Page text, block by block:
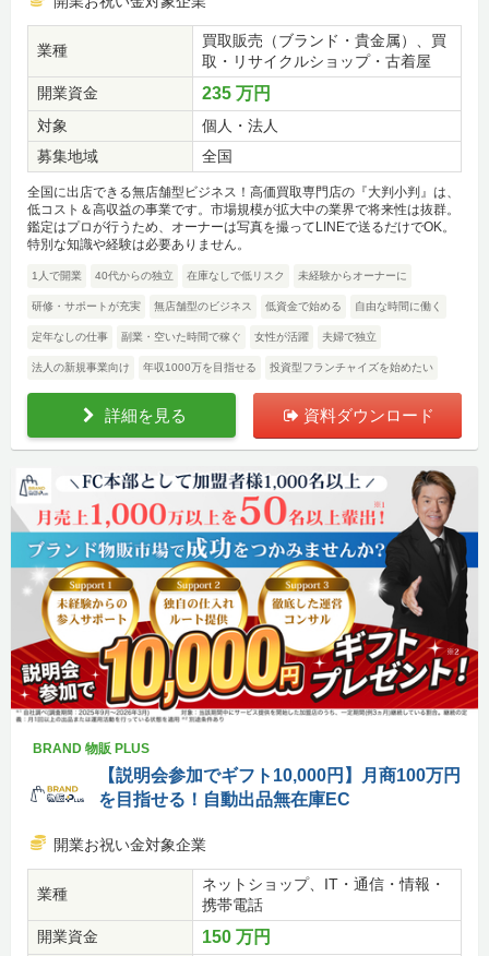
業種
買取販売（ブランド・貴金属）、買
取・リサイクルショップ・古着屋
開業資金
235 万円
対象
個人・法人
募集地域
全国
全国に出店できる無店舗型ビジネス！高価買取専門店の『大判小判』は、
低コスト＆高収益の事業です。市場規模が拡大中の業界で将来性は抜群。
鑑定はプロが行うため、オーナーは写真を撮ってLINEで送るだけでOK。
特別な知識や経験は必要ありません。
1人で開業 40代からの独立 在庫なしで低リスク 未経験からオーナーに
研修・サポートが充実 無店舗型のビジネス 低資金で始める 自由な時間に働く
定年なしの仕事 副業・空いた時間で稼ぐ 女性が活躍 夫婦で独立
法人の新規事業向け 年収1000万を目指せる 投資型フランチャイズを始めたい
詳細を見る 資料ダウンロード
BRAND 物販 PLUS
【説明会参加でギフト10,000円】月商100万円
を目指せる！自動出品無在庫EC
開業お祝い金対象企業
業種
ネットショップ、IT・通信・情報・
携帯電話
開業資金
150 万円